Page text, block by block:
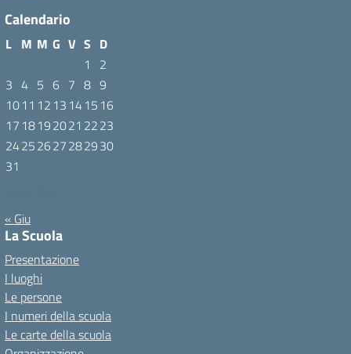
Calendario
L M M G V S D
1
2
3 4 5 6 7 8 9
1011 12 13 1415 16
17 18192021 2223
24252627282930
31
« Giu
La Scuola
Presentazione
I luoghi
Le persone
I numeri della scuola
Le carte della scuola